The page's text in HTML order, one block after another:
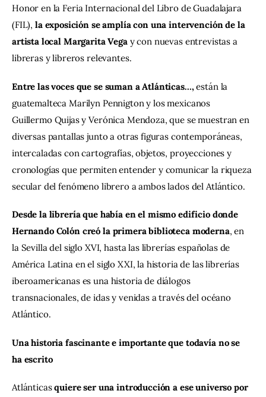
Honor en la Feria Internacional del Libro de Guadalajara
(FIL), la exposición se amplía con una intervención de la
artista local Margarita Vega y con nuevas entrevistas a
libreras y libreros relevantes.
Entre las voces que se suman a Atlánticas…, están la
guatemalteca Marilyn Pennigton y los mexicanos
Guillermo Quijas y Verónica Mendoza, que se muestran en
diversas pantallas junto a otras figuras contemporáneas,
intercaladas con cartografías, objetos, proyecciones y
cronologías que permiten entender y comunicar la riqueza
secular del fenómeno librero a ambos lados del Atlántico.
Desde la librería que había en el mismo edificio donde
Hernando Colón creó la primera biblioteca moderna, en
la Sevilla del siglo XVI, hasta las librerías españolas de
América Latina en el siglo XXI, la historia de las librerías
iberoamericanas es una historia de diálogos
transnacionales, de idas y venidas a través del océano
Atlántico.
Una historia fascinante e importante que todavía no se
ha escrito
Atlánticas quiere ser una introducción a ese universo por